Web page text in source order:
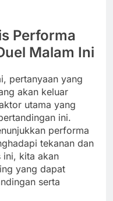
Performa
Malam Ini
pertanyaan yang
akan keluar
utama yang
ini.
performa
tekanan dan
ini, kita akan
yang dapat
serta